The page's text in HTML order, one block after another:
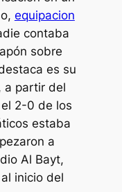
equipacion
contaba
sobre
es su
a partir del
2-0 de los
estaba
a
Al Bayt,
inicio del